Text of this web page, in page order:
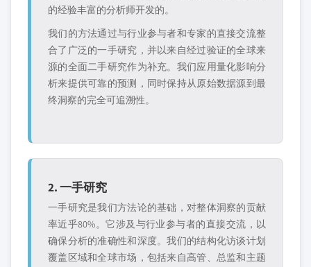
的经验丰富的分析师开发的。
我们的方法通过与行业参与者和专家的直接交流整
合了广泛的一手研究，并以来自经过验证的全球来
源的全面二手研究作为补充。我们应用量化影响分
析来提供可靠的预测，同时保持从原始数据源到最
终洞察的完全可追溯性。
2. 一手研究
一手研究是我们方法论的基础，对整体洞察的贡献
率近乎80%。它涉及与行业参与者的直接交流，以
确保分析的准确性和深度。我们的结构化访谈计划
覆盖区域和全球市场，包括来自高管、总监和主题